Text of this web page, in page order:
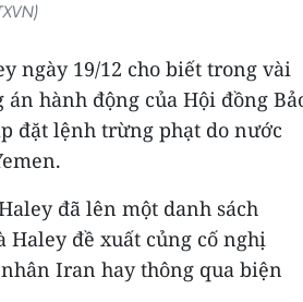
ngày 19/12 cho biết trong vài
hành động của Hội đồng
đặt lệnh trừng phạt do nước
đã lên một danh sách
Haley đề xuất củng cố nghị
Iran hay thông qua biện